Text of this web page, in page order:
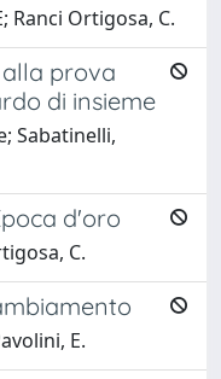
Ranci Ortigosa, C.
prova
di insieme
Sabatinelli,
d'oro
C.
E.